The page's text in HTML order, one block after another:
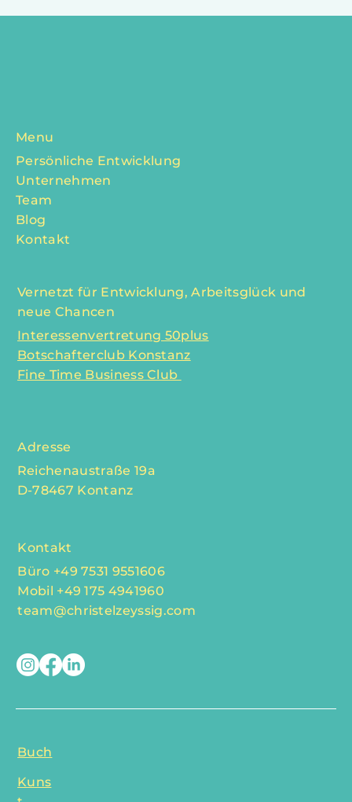
Menu
Persönliche Entwicklung
Unternehmen
Team
Blog
Kontakt
Vernetzt für Entwicklung, Arbeitsglück und
neue Chancen
Interessenvertretung 50plus
Botschafterclub Konstanz
Fine Time Business Club
Adresse
Reichenaustraße 19a
D-78467 Kontanz
Kontakt
Büro +49 7531 9551606
Mobil +49 175 4941960
team@christelzeyssig.com
Buch
Kuns